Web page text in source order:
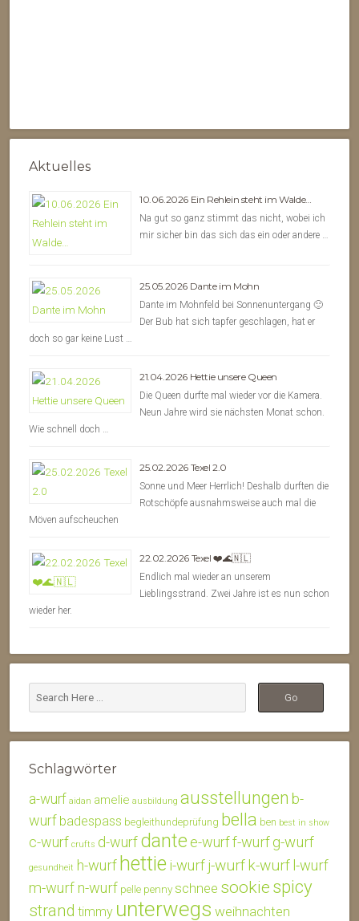
Aktuelles
10.06.2026 Ein Rehlein steht im Walde…
Na gut so ganz stimmt das nicht, wobei ich
mir sicher bin das sich das ein oder andere …
25.05.2026 Dante im Mohn
Dante im Mohnfeld bei Sonnenuntergang 🙂
Der Bub hat sich tapfer geschlagen, hat er
doch so gar keine Lust …
21.04.2026 Hettie unsere Queen
Die Queen durfte mal wieder vor die Kamera.
Neun Jahre wird sie nächsten Monat schon.
Wie schnell doch …
25.02.2026 Texel 2.0
Sonne und Meer Herrlich! Deshalb durften die
Rotschöpfe ausnahmsweise auch mal die
Möven aufscheuchen
22.02.2026 Texel ❤️🌊🇳🇱
Endlich mal wieder an unserem
Lieblingsstrand. Zwei Jahre ist es nun schon
wieder her.
Schlagwörter
a-wurf aidan amelie ausbildung ausstellungen b-
wurf badespass begleithundeprüfung bella ben best in show
c-wurf crufts d-wurfdante e-wurff-wurfg-wurf
gesundheit h-wurf hettiei-wurfj-wurfk-wurf l-wurf
m-wurfn-wurf pelle pennyschnee sookie spicy
strand timmy unterwegs weihnachten